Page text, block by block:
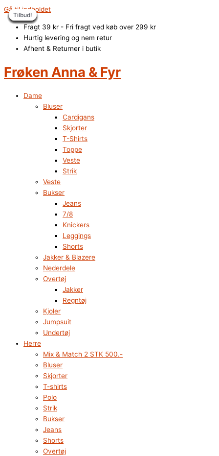
Gå til indholdet
Fragt 39 kr - Fri fragt ved køb over 299 kr
Hurtig levering og nem retur
Afhent & Returner i butik
Frøken Anna & Fyr
Dame
Bluser
Cardigans
Skjorter
T-Shirts
Toppe
Veste
Strik
Veste
Bukser
Jeans
7/8
Knickers
Leggings
Shorts
Jakker & Blazere
Nederdele
Overtøj
Jakker
Regntøj
Kjoler
Jumpsuit
Undertøj
Herre
Mix & Match 2 STK 500.-
Bluser
Skjorter
T-shirts
Polo
Strik
Bukser
Jeans
Shorts
Overtøj
Tilbud!
Tilbud!
Tilbud!
Tilbud!
Tilbud!
Tilbud!
Tilbud!
Tilbud!
Tilbud!
Tilbud!